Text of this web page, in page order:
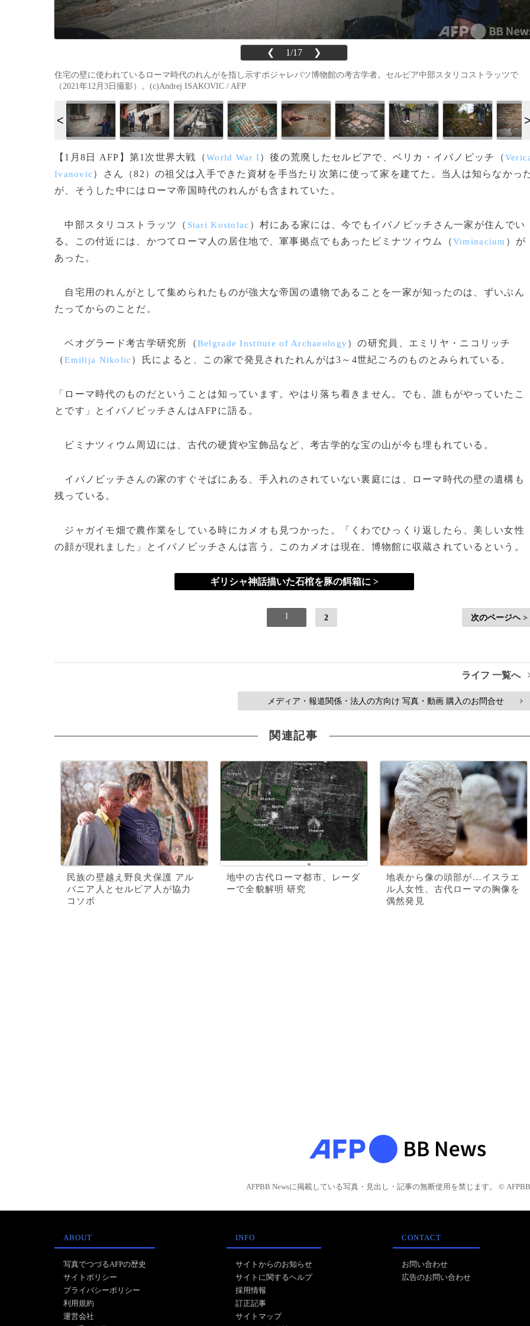
❮ 1/17 ❯
住宅の壁に使われているローマ時代のれんがを指し示すポジャレバツ博物館の考古学者。セルビア中部スタリコストラッツで
（2021年12月3日撮影）。(c)Andrej ISAKOVIC / AFP
【1月8日 AFP】第1次世界大戦（World War I）後の荒廃したセルビアで、ベリカ・イバノビッチ（
Ivanovic ）さん（82）の祖父は入手できた資材を手当たり次第に使って家を建てた。当人は知らなかっ
が、そうした中にはローマ帝国時代のれんがも含まれていた。
中部スタリコストラッツ（ Stari Kostolac ）村にある家には、今でもイバノビッチさん一家が住んでい
る。この付近には、かつてローマ人の居住地で、軍事拠点でもあったビミナツィウム（Viminacium ）が
あった。
自宅用のれんがとして集められたものが強大な帝国の遺物であることを一家が知ったのは、ずいぶん
たってからのことだ。
ベオグラード考古学研究所（Belgrade Institute of Archaeology）の研究員、エミリヤ・ニコリッチ
（Emilija Nikolic ）氏によると、この家で発見されたれんがは3～4世紀ごろのものとみられている。
「ローマ時代のものだということは知っています。やはり落ち着きません。でも、誰もがやっていたこ
とです」とイバノビッチさんはAFPに語る。
ビミナツィウム周辺には、古代の硬貨や宝飾品など、考古学的な宝の山が今も埋もれている。
イバノビッチさんの家のすぐそばにある、手入れのされていない裏庭には、ローマ時代の壁の遺構も
残っている。
ジャガイモ畑で農作業をしている時にカメオも見つかった。「くわでひっくり返したら、美しい女性
の顔が現れました」とイバノビッチさんは言う。このカメオは現在、博物館に収蔵されているという。
ギリシャ神話描いた石棺を豚の餌箱に >
1 2 次のページヘ >
ライフ 一覧へ
メディア・報道関係・法人の方向け 写真・動画 購入のお問合せ >
関連記事
民族の壁越え野良犬保護 アル
バニア人とセルビア人が協力
コソボ
地中の古代ローマ都市、レーダ
ーで全貌解明 研究
地表から像の頭部が…イスラエ
ル人女性、古代ローマの胸像を
偶然発見
AFPBB Newsに掲載している写真・見出し・記事の無断使用を禁じます。 © AFPBB
ABOUT
写真でつづるAFPの歴史
サイトポリシー
プライバシーポリシー
利用規約
運営会社
INFO
サイトからのお知らせ
サイトに関するヘルプ
採用情報
訂正記事
サイトマップ
CONTACT
お問い合わせ
広告のお問い合わせ